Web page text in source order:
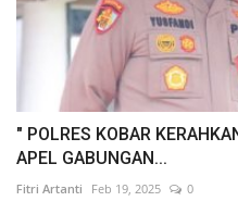
" POLRES KOBAR
APEL GABUNGAN...
Fitri Artanti Feb 19, 2025 0